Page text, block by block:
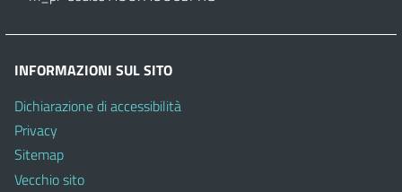
INFORMAZIONI SUL SITO
Dichiarazione di accessibilità
Privacy
Sitemap
Vecchio sito